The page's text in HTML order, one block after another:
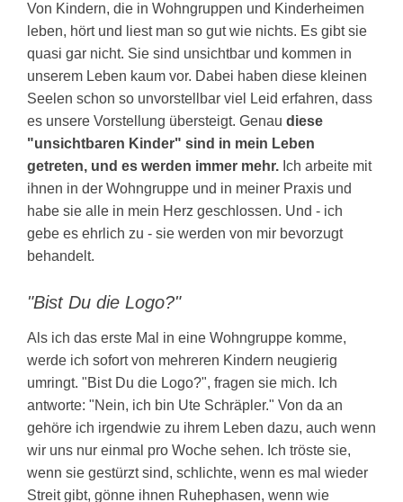
Von Kindern, die in Wohngruppen und Kinderheimen
leben, hört und liest man so gut wie nichts. Es gibt sie
quasi gar nicht. Sie sind unsichtbar und kommen in
unserem Leben kaum vor. Dabei haben diese kleinen
Seelen schon so unvorstellbar viel Leid erfahren, dass
es unsere Vorstellung übersteigt. Genau diese
"unsichtbaren Kinder" sind in mein Leben
getreten, und es werden immer mehr. Ich arbeite mit
ihnen in der Wohngruppe und in meiner Praxis und
habe sie alle in mein Herz geschlossen. Und - ich
gebe es ehrlich zu - sie werden von mir bevorzugt
behandelt.
"Bist Du die Logo?"
Als ich das erste Mal in eine Wohngruppe komme,
werde ich sofort von mehreren Kindern neugierig
umringt. "Bist Du die Logo?", fragen sie mich. Ich
antworte: "Nein, ich bin Ute Schräpler." Von da an
gehöre ich irgendwie zu ihrem Leben dazu, auch wenn
wir uns nur einmal pro Woche sehen. Ich tröste sie,
wenn sie gestürzt sind, schlichte, wenn es mal wieder
Streit gibt, gönne ihnen Ruhephasen, wenn wie